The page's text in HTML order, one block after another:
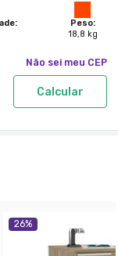
Peso:
18,8 kg
Não sei meu CEP
Calcular
26%